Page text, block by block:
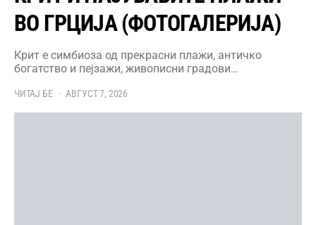
ВО ГРЦИЈА (ФОТОГАЛЕРИЈА)
Крит е симбиоза од прекрасни плажи, античко
богатство и пејзажи, живописни градови…
ЧИТАЈ БЕ АВГУСТ 7, 2026